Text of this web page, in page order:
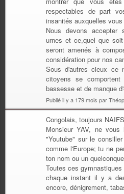
respectables de part
insanités auxquelles
Nous devons accepter
urnes et ce,quel que
seront amenés à
considération pour nos
Sous d'autres cieux ce
citoyens se
bassesse et de manque
Publié il y a 179 mois par
Congolais, toujours
Monsieur YAV, ne
"Youtube" sur le
comme l'Europe; tu ne
ton nom ou un
Toutes ces
chaque instant il y a
encore, dénigrement,